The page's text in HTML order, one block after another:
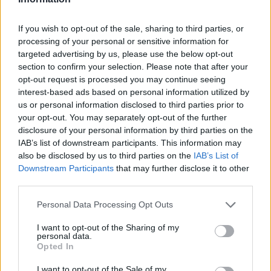
If you wish to opt-out of the sale, sharing to third parties, or
processing of your personal or sensitive information for
targeted advertising by us, please use the below opt-out
section to confirm your selection. Please note that after your
opt-out request is processed you may continue seeing
interest-based ads based on personal information utilized by
us or personal information disclosed to third parties prior to
your opt-out. You may separately opt-out of the further
disclosure of your personal information by third parties on the
IAB’s list of downstream participants. This information may
also be disclosed by us to third parties on the IAB’s List of
Downstream Participants that may further disclose it to other
Personal Data Processing Opt Outs
I want to opt-out of the Sharing of my
personal data.
Opted In
I want to opt-out of the Sale of my
τομεακών εθνικών στρατηγικών και λειτουργίας
Με τα 477 άρθρα του και τη συστηματική οργάνωση της
ύλης, αποτελεί, πλέον, ένα πλήρες και ενιαίο σημείο
αναφοράς για τον τεχνικό και νομικό κόσμο.
Αντίθετα, στον Κώδικα δεν εντάχθηκαν ειδικές
νομοθεσίες όπως οι Βιομηχανικές Περιοχές (ΒΙ.ΠΕ.), οι
τουριστικές επιχειρήσεις, τα ΕΣΧΑΣΕ,ΕΣΧΑΔΑ κ.λπ.
Αυτές οι ρυθμίσεις παραμένουν ενταγμένες στα ειδικά
ευρύτερο κανονιστικό περιβάλλον τους θα δημιουργούσε
ερμηνευτικά προβλήματα και κενά σε επιμέρους
νομοθεσίες, όπως εκείνες που αφορούν τουριστικούς